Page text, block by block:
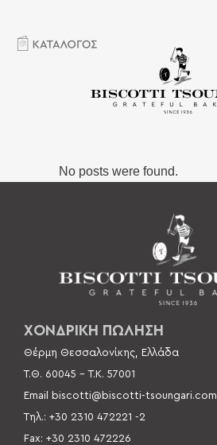
No posts were found.
ΧΟΝΔΡΙΚΗ ΠΩΛΗΣΗ
Θέρμη Θεσσαλονίκης, Ελλάδα
Τ.Θ. 60045 –Τ.Κ. 57001
Email biscotti@biscotti-tsoungari.com
Τηλ.: +30 2310 472221 -2
Fax: +30 2310 472226